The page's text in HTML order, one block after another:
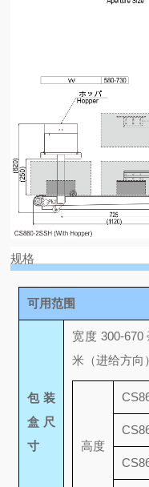
规格
可用范围
包装
盒尺
寸
宽度 300-670
米（进给方向）
高度